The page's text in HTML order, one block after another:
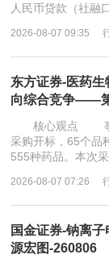
人民币贷款（社融
2026-08-07 09:35
东方证券-医药
向综合竞争——
核心观点 事件
采购开标，65个品
555种药品。本次
2026-08-07 07:26
国金证券-钠离
源宏图-260806